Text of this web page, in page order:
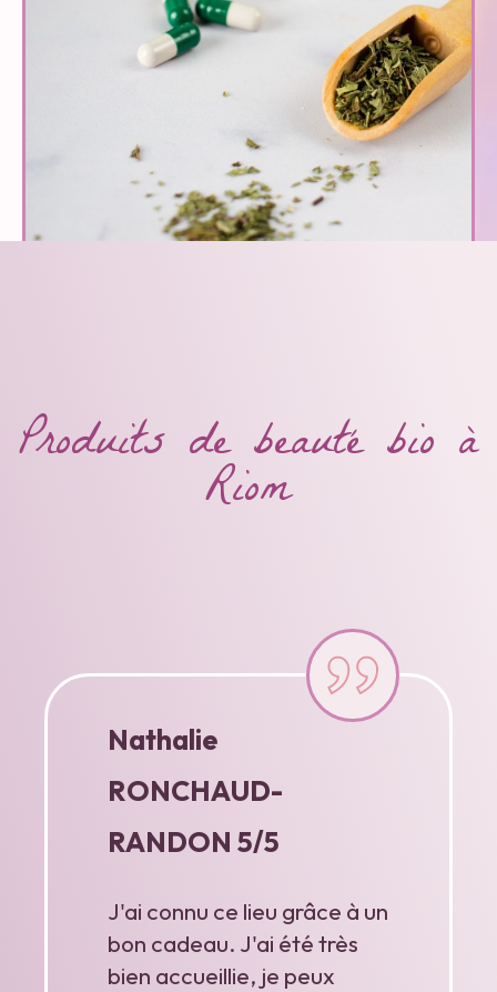
Produits de beauté bio à
Riom
J'ai connu ce lieu grâce à un
bon cadeau. J'ai été très
bien accueillie, je peux
Nathalie
RONCHAUD-
RANDON 5/5